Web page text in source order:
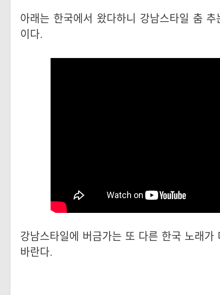
아래는 한국에서 왔다하니 강남스타일 춤
이다.
강남스타일에 버금가는 또 다른 한국 노래가
바란다.